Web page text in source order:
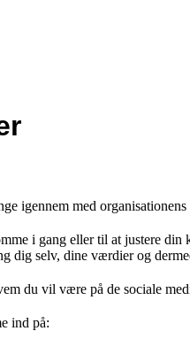
igennem med
i gang eller til at justere
dig selv, dine værdier og
du vil være på de sociale
ind på: